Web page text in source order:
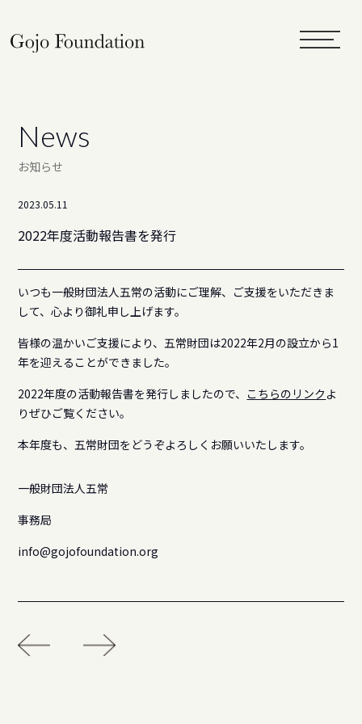
toggle
News
お知らせ
2023.05.11
2022年度活動報告書を発行
いつも一般財団法人五常の活動にご理解、ご支援をいただきま
して、心より御礼申し上げます。
皆様の温かいご支援により、五常財団は2022年2月の設立から1
年を迎えることができました。
2022年度の活動報告書を発行しましたので、 こちらのリンク よ
りぜひご覧ください。
本年度も、五常財団をどうぞよろしくお願いいたします。
一般財団法人五常
事務局
info@gojofoundation.org